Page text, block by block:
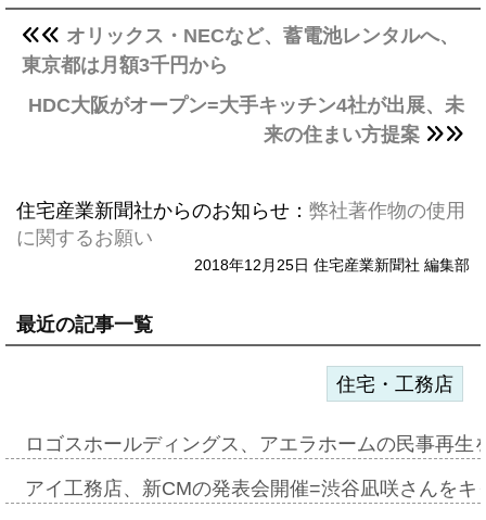
オリックス・NECなど、蓄電池レンタルへ、
東京都は月額3千円から
HDC大阪がオープン=大手キッチン4社が出展、未
来の住まい方提案
住宅産業新聞社からのお知らせ： 弊社著作物の使用
に関するお願い
2018年12月25日 住宅産業新聞社 編集部
最近の記事一覧
住宅・工務店
ロゴスホールディングス、アエラホームの民事再
アイ工務店、新CMの発表会開催=渋谷凪咲さんを